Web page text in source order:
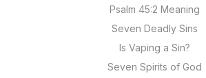
Psalm 45:2 Meaning
Seven Deadly Sins
Is Vaping a Sin?
Seven Spirits of God